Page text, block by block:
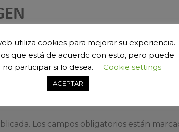
Los campos obligatorios están
utiliza cookies para mejorar su experiencia.
que está de acuerdo con esto, pero puede
participar si lo desea.
Cookie settings
ACEPTAR